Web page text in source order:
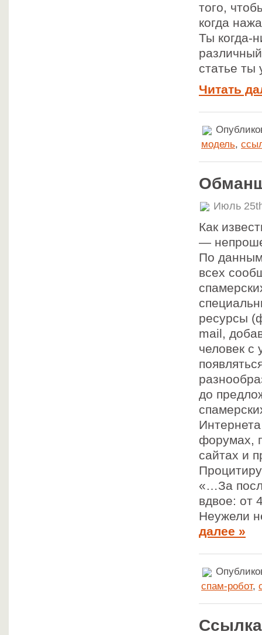
того,
когда
Ты когда-
статье ты
Читать
модель,
Июль
Как
—
По данным
всех
ресурсы
mail,
человек с
до
форумах,
сайтах и
«…За
вдвое: от
Неужели
далее »
спам-робот,